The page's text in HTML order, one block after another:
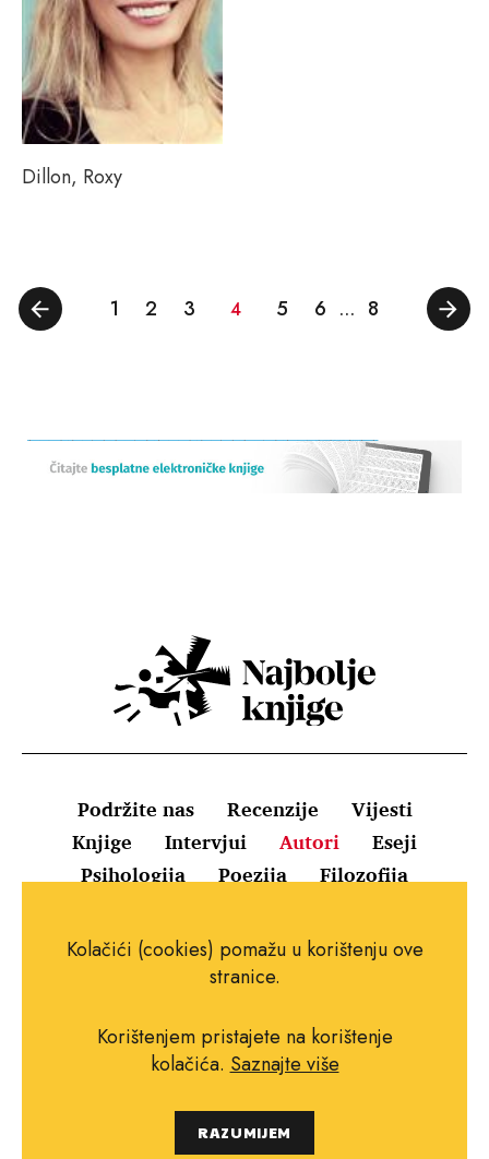
Dillon, Roxy
1 2 3 4 5 6 … 8
Podržite nas Recenzije
Vijesti
Knjige
Intervjui Autori
Eseji
Psihologija
Poezija Filozofija
Uvjeti korištenja
Pravila o kolačićima
Impressum
Copyright © 2010.-2021. najboljeknjige.com.
Kolačići (cookies) pomažu u korištenju ove
stranice.
Korištenjem pristajete na korištenje
kolačića. Saznajte više
RAZUMIJEM